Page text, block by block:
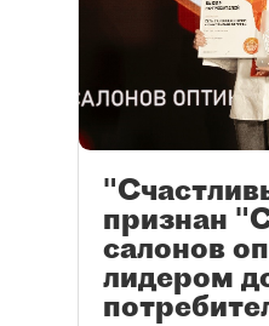
признан
салонов
лидером